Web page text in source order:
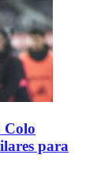
Colo
para